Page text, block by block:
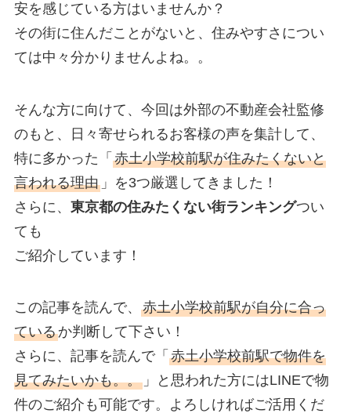
安を感じている方はいませんか？
その街に住んだことがないと、住みやすさについ
ては中々分かりませんよね。。
そんな方に向けて、今回は外部の不動産会社監修
のもと、日々寄せられるお客様の声を集計して、
特に多かった「 赤土小学校前駅が住みたくないと
言われる理由」を3つ厳選してきました！
さらに、 東京都の住みたくない街ランキングつい
ても
ご紹介しています！
この記事を読んで、 赤土小学校前駅が自分に合っ
ているか判断して下さい！
さらに、記事を読んで「 赤土小学校前駅で物件を
見てみたいかも。。」と思われた方にはLINEで物
件のご紹介も可能です。よろしければご活用くだ